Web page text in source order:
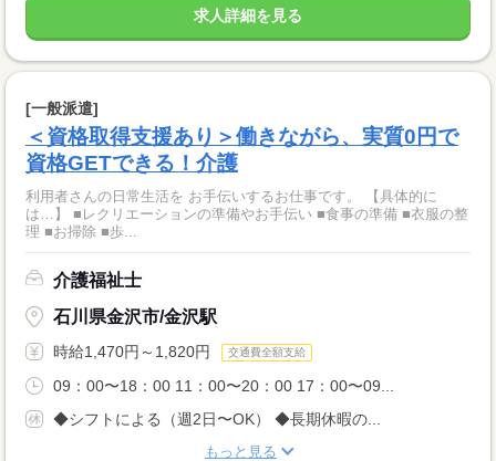
求人詳細を見る
[一般派遣]
＜資格取得支援あり＞働きながら、実質0円で
資格GETできる！介護
利用者さんの日常生活を お手伝いするお仕事です。 【具体的に
は…】 ■レクリエーションの準備やお手伝い ■食事の準備 ■衣服の整
理 ■お掃除 ■歩...
介護福祉士
石川県金沢市/金沢駅
時給1,470円～1,820円 交通費全額支給
09：00〜18：00 11：00〜20：00 17：00〜09...
◆シフトによる（週2日〜OK） ◆長期休暇の...
もっと見る